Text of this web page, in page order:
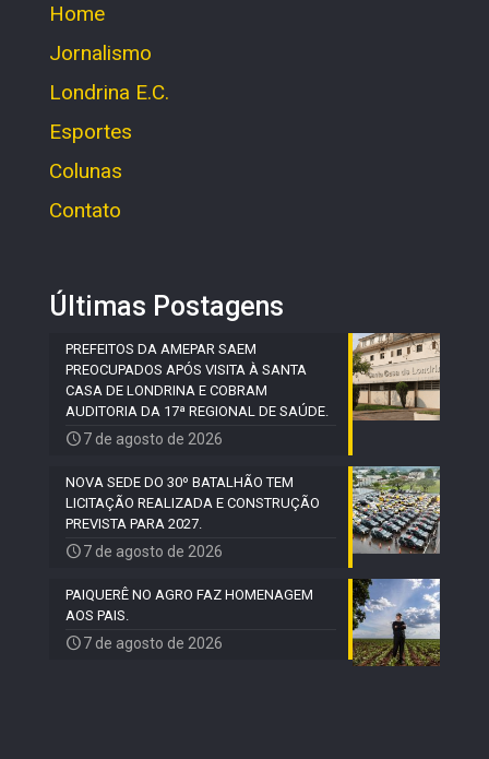
Home
Jornalismo
Londrina E.C.
Esportes
Colunas
Contato
Últimas Postagens
PREFEITOS DA AMEPAR SAEM
PREOCUPADOS APÓS VISITA À SANTA
CASA DE LONDRINA E COBRAM
AUDITORIA DA 17ª REGIONAL DE SAÚDE.
7 de agosto de 2026
NOVA SEDE DO 30º BATALHÃO TEM
LICITAÇÃO REALIZADA E CONSTRUÇÃO
PREVISTA PARA 2027.
7 de agosto de 2026
PAIQUERÊ NO AGRO FAZ HOMENAGEM
AOS PAIS.
7 de agosto de 2026